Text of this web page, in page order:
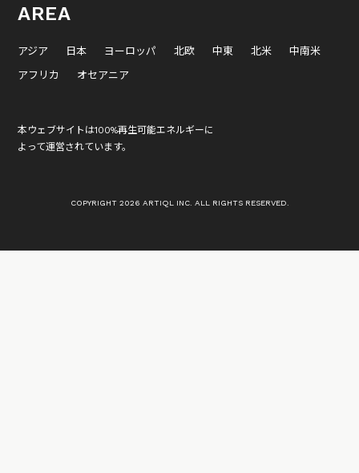
AREA
アジア 日本 ヨーロッパ 北欧 中東 北米
中南米
アフリカ
オセアニア
本ウェブサイトは100%再生可能エネルギーに
よって運営されています。
COPYRIGHT 2026 ARTIQL INC. ALL RIGHTS RESERVED.